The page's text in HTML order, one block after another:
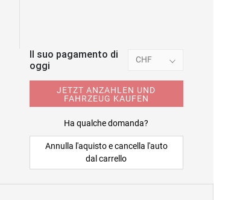
Il suo pagamento di
oggi
CHF
JETZT ANZAHLEN UND
FAHRZEUG KAUFEN
Ha qualche domanda?
Annulla l'aquisto e cancella l'auto
dal carrello